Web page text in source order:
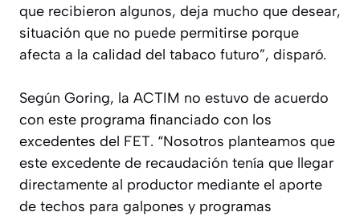
que recibieron algunos, deja mucho que desear,
situación que no puede permitirse porque
afecta a la calidad del tabaco futuro”, disparó.
Según Goring, la ACTIM no estuvo de acuerdo
con este programa financiado con los
excedentes del FET. “Nosotros planteamos que
este excedente de recaudación tenía que llegar
directamente al productor mediante el aporte
de techos para galpones y programas